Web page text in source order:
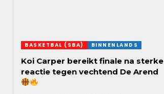
BASKETBAL (SBA) BINNENLANDS
Koi Carper bereikt finale na sterke
reactie tegen vechtend De Arend